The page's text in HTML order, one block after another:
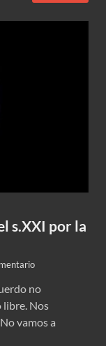
s.XXI por la
no
Nos
vamos a